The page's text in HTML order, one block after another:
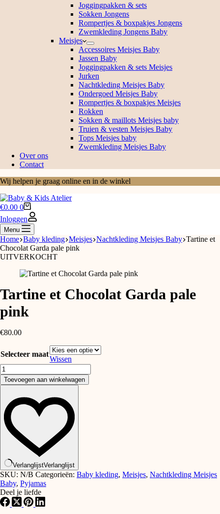
Joggingpakken & sets
Sokken Jongens
Rompertjes & boxpakjes Jongens
Zwemkleding Jongens Baby
Meisjes
Accessoires Meisjes Baby
Jassen Baby
Joggingpakken & sets Meisjes
Jurken
Nachtkleding Meisjes Baby
Ondergoed Meisjes Baby
Rompertjes & boxpakjes Meisjes
Rokken
Sokken & maillots Meisjes baby
Truien & vesten Meisjes Baby
Tops Meisjes baby
Zwemkleding Meisjes Baby
Over ons
Contact
Wij helpen je graag online en in de winkel
Winkelwagen
€0.00 0
Inloggen
Menu
Home Baby kleding Meisjes Nachtkleding Meisjes Baby Tartine et
Chocolat Garda pale pink
UITVERKOCHT
Tartine et Chocolat Garda pale
pink
€80.00
Selecteer maat
Wissen
Tartine
et
Chocolat
pale
pink
aantal
Toevoegen aan winkelwagen
VerlanglijstVerlanglijst
SKU: N/B Categorieën: Baby kleding, Meisjes, Nachtkleding Meisjes
Baby, Pyjamas
Deel je liefde